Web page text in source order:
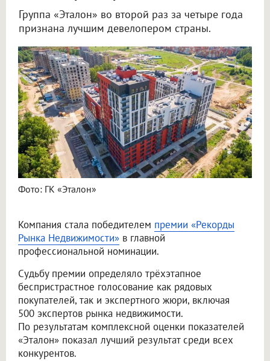
Группа «Эталон» во второй раз за четыре года
признана лучшим девелопером страны.
Фото: ГК «Эталон»
Компания стала победителем премии «Рекорды
Рынка Недвижимости» в главной
профессиональной номинации.
Судьбу премии определяло трёхэтапное
беспристрастное голосование как рядовых
покупателей, так и экспертного жюри, включая
500 экспертов рынка недвижимости.
По результатам комплексной оценки показателей
«Эталон» показал лучший результат среди всех
конкурентов.